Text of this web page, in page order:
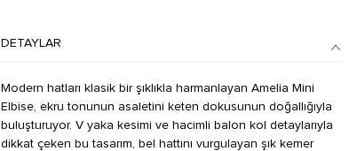
DETAYLAR
Modern hatları klasik bir şıklıkla harmanlayan Amelia Mini
Elbise, ekru tonunun asaletini keten dokusunun doğallığıyla
buluşturuyor. V yaka kesimi ve hacimli balon kol detaylarıyla
dikkat çeken bu tasarım, bel hattını vurgulayan şık kemer